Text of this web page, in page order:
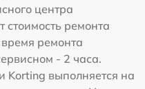
центра
стоимость ремонта
ремонта
- 2 часа.
выполняется на